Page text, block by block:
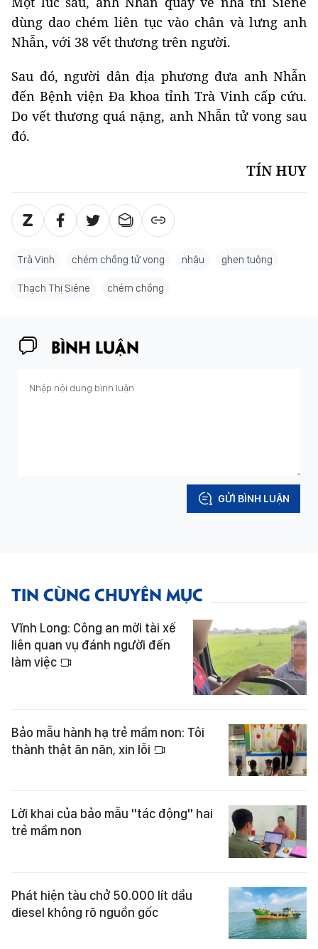
dùng dao chém liên tục vào chân và lưng anh
Nhẫn, với 38 vết thương trên người.
Sau đó, người dân địa phương đưa anh Nhẫn
đến Bệnh viện Đa khoa tỉnh Trà Vinh cấp cứu.
Do vết thương quá nặng, anh Nhẫn tử vong sau
đó.
TÍN HUY
Trà Vinh chém chồng tử vong nhậu ghen tuông
Thạch Thị Siêne chém chồng
BÌNH LUẬN
GỬI BÌNH LUẬN
TIN CÙNG CHUYÊN MỤC
Vĩnh Long: Công an mời tài xế
liên quan vụ đánh người đến
làm việc
Bảo mẫu hành hạ trẻ mầm non: Tôi
thành thật ăn năn, xin lỗi
Lời khai của bảo mẫu "tác động" hai
trẻ mầm non
Phát hiện tàu chở 50.000 lít dầu
diesel không rõ nguồn gốc